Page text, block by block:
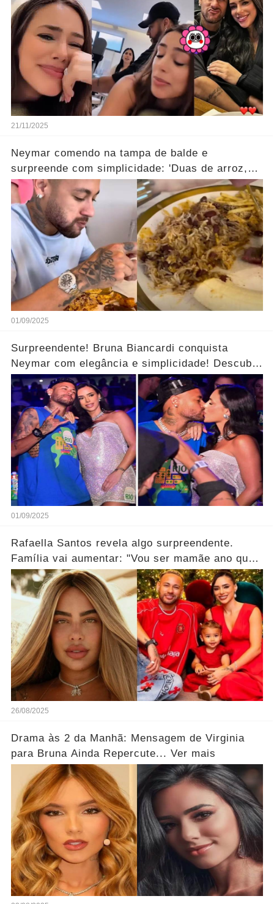
21/11/2025
Neymar comendo na tampa de balde e
surpreende com simplicidade: 'Duas de arroz,
por favor...' Ver mais
01/09/2025
Surpreendente! Bruna Biancardi conquista
Neymar com elegância e simplicidade! Descubra
mais... Ver mais
01/09/2025
Rafaella Santos revela algo surpreendente.
Família vai aumentar: "Vou ser mamãe ano que
vem"... Ver Mais
26/08/2025
Drama às 2 da Manhã: Mensagem de Virginia
para Bruna Ainda Repercute... Ver mais